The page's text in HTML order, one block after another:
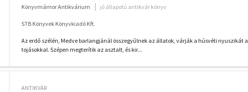
Könyvmámor Antikvárium jó állapotú antikvár könyv
STB Könyvek Könyvkiadó Kft.
Az erdő szélén, Medve barlangjánál összegyűlnek az állatok, várják a húsvéti nyuszikát a
tojásokkal. Szépen megterítik az asztalt, és kir...
ANTIKVÁR